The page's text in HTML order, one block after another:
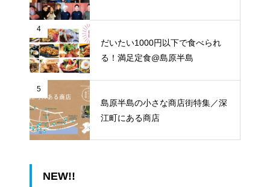
4
だいたい1000円以下で食べられ
る！満足定食@島原半島
5
島原半島の小さな商店街特集／深
江町にある商店
NEW!!